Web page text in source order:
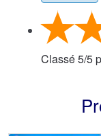
Classé5/5